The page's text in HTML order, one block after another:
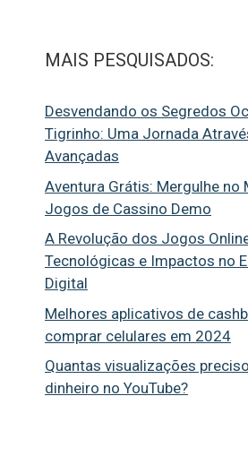
MAIS PESQUISADOS:
Desvendando os Segredos
Tigrinho: Uma Jornada
Avançadas
Aventura Grátis: Mergulhe no
Jogos de Cassino Demo
A Revolução dos Jogos
Tecnológicas e Impactos no
Digital
Melhores aplicativos de
comprar celulares em 2024
Quantas visualizações
dinheiro no YouTube?